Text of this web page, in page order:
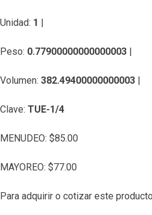
Unidad: 1 |
Peso: 0.77900000000000003 |
Volumen: 382.49400000000003 |
Clave: TUE-1/4
MENUDEO: $85.00
MAYOREO: $77.00
Para adquirir o cotizar este